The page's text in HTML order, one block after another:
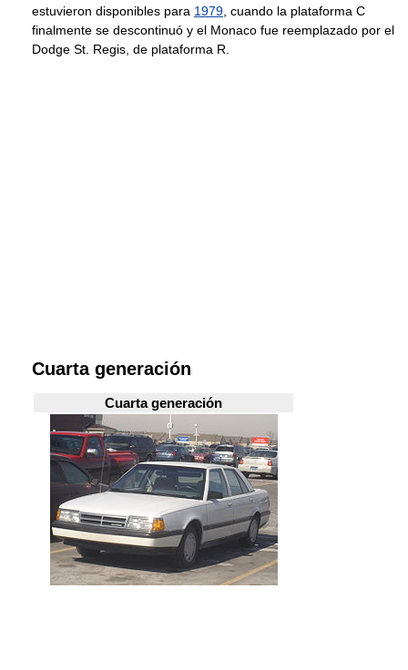
estuvieron disponibles para 1979 , cuando la plataforma C
finalmente se descontinuó y el Monaco fue reemplazado por el
Dodge St. Regis, de plataforma R.
Cuarta generación
Cuarta generación